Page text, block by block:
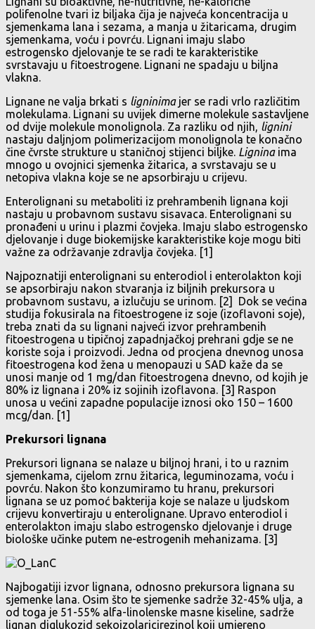
polifenolne tvari iz biljaka čija je najveća koncentracija u
sjemenkama lana i sezama, a manja u žitaricama, drugim
sjemenkama, voću i povrću. Lignani imaju slabo
estrogensko djelovanje te se radi te karakteristike
svrstavaju u fitoestrogene. Lignani ne spadaju u biljna
vlakna.
Lignane ne valja brkati s ligninimajer se radi vrlo različitim
molekulama. Lignani su uvijek dimerne molekule sastavljene
od dvije molekule monolignola. Za razliku od njih, lignini
nastaju daljnjom polimerizacijom monolignola te konačno
čine čvrste strukture u staničnoj stijenci biljke. Ligninaima
mnogo u ovojnici sjemenka žitarica, a svrstavaju se u
netopiva vlakna koje se ne apsorbiraju u crijevu.
Enterolignani su metaboliti iz prehrambenih lignana koji
nastaju u probavnom sustavu sisavaca. Enterolignani su
pronađeni u urinu i plazmi čovjeka. Imaju slabo estrogensko
djelovanje i duge biokemijske karakteristike koje mogu biti
važne za održavanje zdravlja čovjeka. [1]
Najpoznatiji enterolignani su enterodiol i enterolakton koji
se apsorbiraju nakon stvaranja iz biljnih prekursora u
probavnom sustavu, a izlučuju se urinom. [2] Dok se većina
studija fokusirala na fitoestrogene iz soje (izoflavoni soje),
treba znati da su lignani najveći izvor prehrambenih
fitoestrogena u tipičnoj zapadnjačkoj prehrani gdje se ne
koriste soja i proizvodi. Jedna od procjena dnevnog unosa
fitoestrogena kod žena u menopauzi u SAD kaže da se
unosi manje od 1 mg/dan fitoestrogena dnevno, od kojih je
80% iz lignana i 20% iz sojinih izoflavona. [3] Raspon
unosa u većini zapadne populacije iznosi oko 150 – 1600
mcg/dan. [1]
Prekursori lignana
Prekursori lignana se nalaze u biljnoj hrani, i to u raznim
sjemenkama, cijelom zrnu žitarica, leguminozama, voću i
povrću. Nakon što konzumiramo tu hranu, prekursori
lignana se uz pomoć bakterija koje se nalaze u ljudskom
crijevu konvertiraju u enterolignane. Upravo enterodiol i
enterolakton imaju slabo estrogensko djelovanje i druge
biološke učinke putem ne-estrogenih mehanizama. [3]
Najbogatiji izvor lignana, odnosno prekursora lignana su
sjemenke lana. Osim što te sjemenke sadrže 32-45% ulja, a
od toga je 51-55% alfa-linolenske masne kiseline, sadrže
lignan diglukozid sekoizolaricirezinol koji umjereno